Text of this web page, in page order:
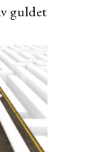
guldet